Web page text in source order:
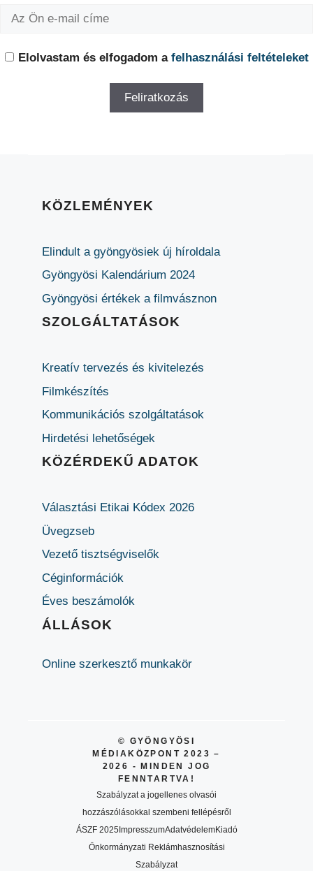
Elolvastam és elfogadom a felhasználási feltételeket
KÖZLEMÉNYEK
Elindult a gyöngyösiek új híroldala
Gyöngyösi Kalendárium 2024
Gyöngyösi értékek a filmvásznon
SZOLGÁLTATÁSOK
Kreatív tervezés és kivitelezés
Filmkészítés
Kommunikációs szolgáltatások
Hirdetési lehetőségek
KÖZÉRDEKŰ ADATOK
Választási Etikai Kódex 2026
Üvegzseb
Vezető tisztségviselők
Céginformációk
Éves beszámolók
ÁLLÁSOK
Online szerkesztő munkakör
© GYÖNGYÖSI
MÉDIAKÖZPONT 2023 –
2026 - MINDEN JOG
FENNTARTVA!
Szabályzat a jogellenes olvasói
hozzászólásokkal szembeni fellépésről
ÁSZF 2025ImpresszumAdatvédelemKiadó
Önkormányzati Reklámhasznosítási
Szabályzat